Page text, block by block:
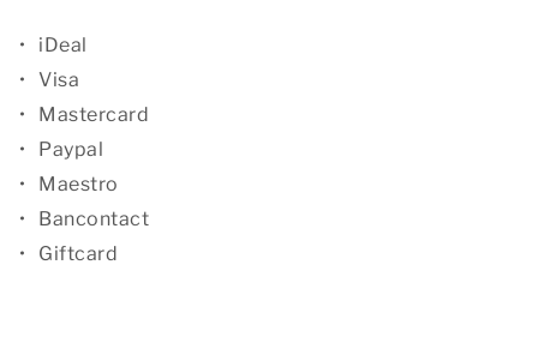
iDeal
Visa
Mastercard
Paypal
Maestro
Bancontact
Giftcard